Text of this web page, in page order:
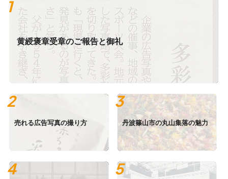
黄綬褒章受章のご報告と御礼
売れる広告写真の撮り方 丹波篠山市の丸山集落の魅力